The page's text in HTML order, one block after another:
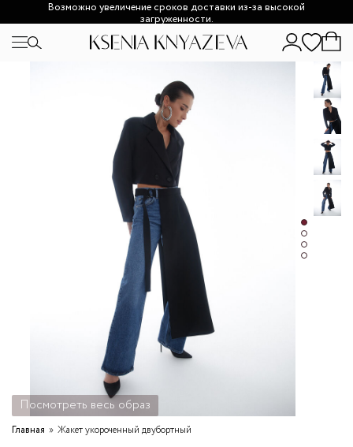
Возможно увеличение сроков доставки из-за высокой
загруженности.
Посмотреть весь образ
Главная Жакет укороченный двубортный